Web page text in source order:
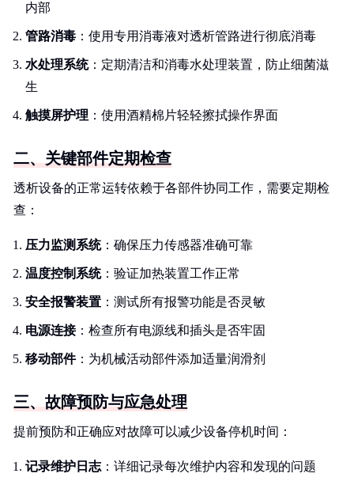
内部
管路消毒 ：使用专用消毒液对透析管路进行彻底消毒
水处理系统：定期清洁和消毒水处理装置，防止细菌滋
生
触摸屏护理 ：使用酒精棉片轻轻擦拭操作界面
二、关键部件定期检查
透析设备的正常运转依赖于各部件协同工作，需要定期检
查：
压力监测系统：确保压力传感器准确可靠
温度控制系统：验证加热装置工作正常
安全报警装置 ：测试所有报警功能是否灵敏
电源连接：检查所有电源线和插头是否牢固
移动部件：为机械活动部件添加适量润滑剂
三、故障预防与应急处理
提前预防和正确应对故障可以减少设备停机时间：
记录维护日志 ：详细记录每次维护内容和发现的问题